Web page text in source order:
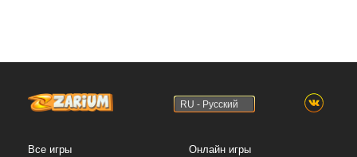
RU - Русский
Все игры Онлайн игры